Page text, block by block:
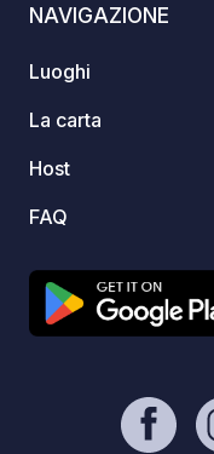
NAVIGAZIONE
Luoghi
La carta
Host
FAQ